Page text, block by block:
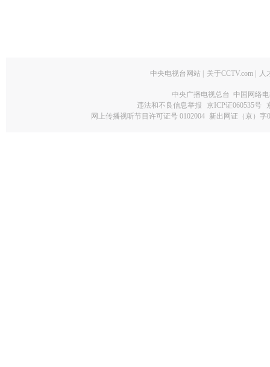
中央电视台网站 关于CCTV.com 人
中央广播电视总台 中国网络
违法和不良信息举报
京ICP证060535号
网上传播视听节目许可证号 0102004 新出网证（京）